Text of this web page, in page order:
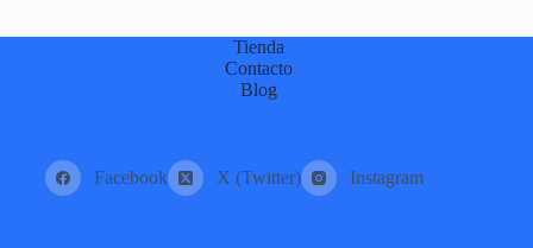
Tienda
Contacto
Blog
Facebook X (Twitter) Instagram